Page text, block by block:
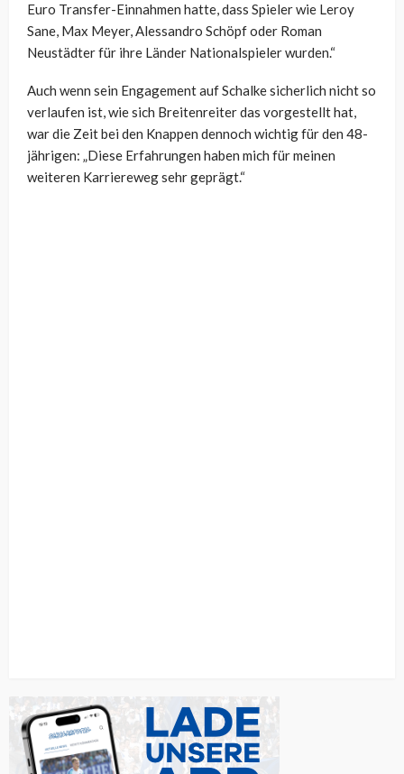
Euro Transfer-Einnahmen hatte, dass Spieler wie Leroy
Sane, Max Meyer, Alessandro Schöpf oder Roman
Neustädter für ihre Länder Nationalspieler wurden.“
Auch wenn sein Engagement auf Schalke sicherlich nicht so
verlaufen ist, wie sich Breitenreiter das vorgestellt hat,
war die Zeit bei den Knappen dennoch wichtig für den 48-
jährigen: „Diese Erfahrungen haben mich für meinen
weiteren Karriereweg sehr geprägt.“